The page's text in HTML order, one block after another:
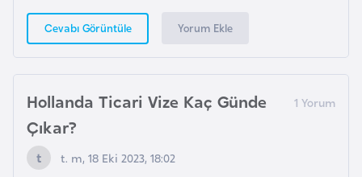
Cevabı Görüntüle Yorum Ekle
Hollanda Ticari Vize Kaç Günde
Çıkar?
t. m, 18 Eki 2023, 18:02
H
ı
r
v
a